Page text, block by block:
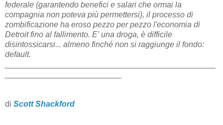
federale (garantendo benefici e salari che ormai la
compagnia non poteva più permettersi), il processo di
zombificazione ha eroso pezzo per pezzo l'economia di
Detroit fino al fallimento. E' una droga, è difficile
disintossicarsi... almeno finché non si raggiunge il fondo:
default.
di Scott Shackford